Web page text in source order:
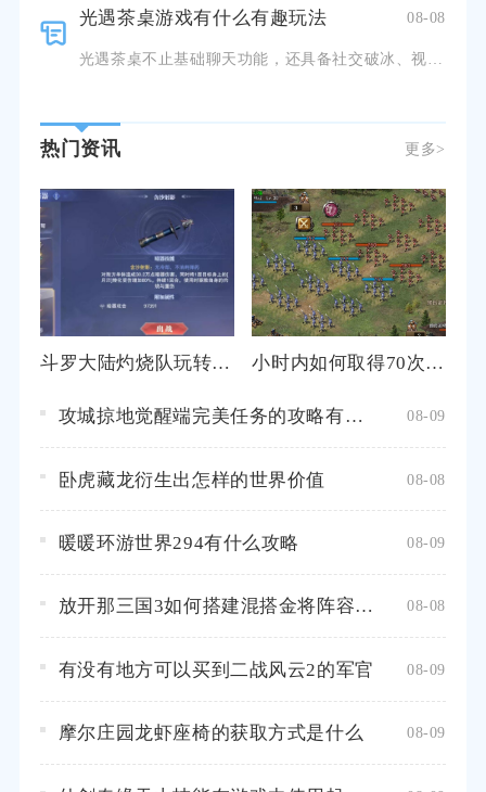
光遇茶桌游戏有什么有趣玩法 08-08
热门资讯 更多>
斗罗大陆灼烧队玩转攻略有哪些 小时内如何取得70次攻城掠地胜利
攻城掠地觉醒端完美任务的攻略有哪些 08-09
卧虎藏龙衍生出怎样的世界价值 08-08
暖暖环游世界294有什么攻略 08-09
放开那三国3如何搭建混搭金将阵容才能提高胜率 08-08
有没有地方可以买到二战风云2的军官 08-09
摩尔庄园龙虾座椅的获取方式是什么 08-09